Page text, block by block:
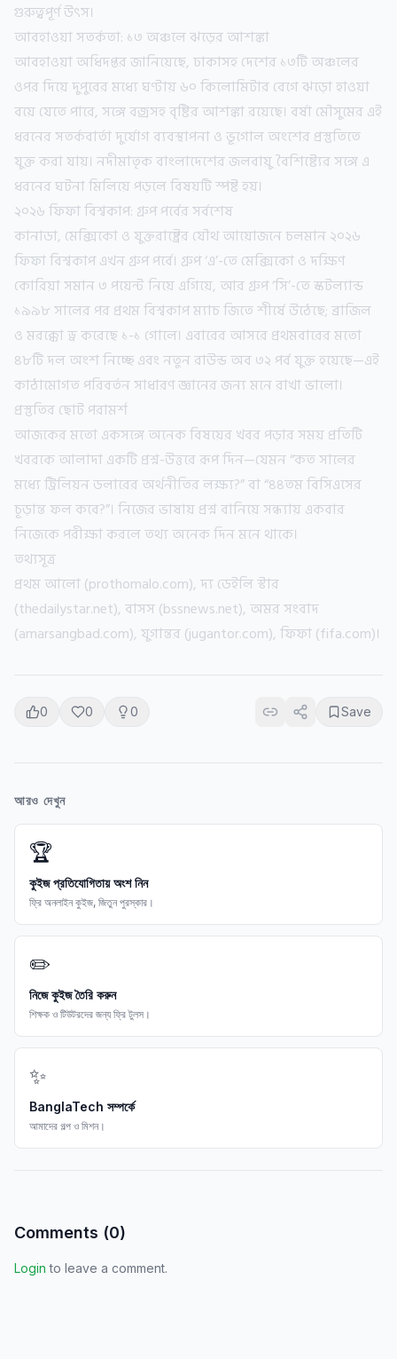
গুরুত্বপূর্ণ উৎস।
আবহাওয়া সতর্কতা: ১৩ অঞ্চলে ঝড়ের আশঙ্কা
আবহাওয়া অধিদপ্তর জানিয়েছে, ঢাকাসহ দেশের ১৩টি অঞ্চলের
ওপর দিয়ে দুপুরের মধ্যে ঘণ্টায় ৬০ কিলোমিটার বেগে ঝড়ো হাওয়া
বয়ে যেতে পারে, সঙ্গে বজ্রসহ বৃষ্টির আশঙ্কা রয়েছে। বর্ষা মৌসুমের এই
ধরনের সতর্কবার্তা দুর্যোগ ব্যবস্থাপনা ও ভূগোল অংশের প্রস্তুতিতে
যুক্ত করা যায়। নদীমাতৃক বাংলাদেশের জলবায়ু বৈশিষ্ট্যের সঙ্গে এ
ধরনের ঘটনা মিলিয়ে পড়লে বিষয়টি স্পষ্ট হয়।
২০২৬ ফিফা বিশ্বকাপ: গ্রুপ পর্বের সর্বশেষ
কানাডা, মেক্সিকো ও যুক্তরাষ্ট্রের যৌথ আয়োজনে চলমান ২০২৬
ফিফা বিশ্বকাপ এখন গ্রুপ পর্বে। গ্রুপ ‘এ’-তে মেক্সিকো ও দক্ষিণ
কোরিয়া সমান ৩ পয়েন্ট নিয়ে এগিয়ে, আর গ্রুপ ‘সি’-তে স্কটল্যান্ড
১৯৯৮ সালের পর প্রথম বিশ্বকাপ ম্যাচ জিতে শীর্ষে উঠেছে; ব্রাজিল
ও মরক্কো ড্র করেছে ১-১ গোলে। এবারের আসরে প্রথমবারের মতো
৪৮টি দল অংশ নিচ্ছে এবং নতুন রাউন্ড অব ৩২ পর্ব যুক্ত হয়েছে—এই
কাঠামোগত পরিবর্তন সাধারণ জ্ঞানের জন্য মনে রাখা ভালো।
প্রস্তুতির ছোট পরামর্শ
আজকের মতো একসঙ্গে অনেক বিষয়ের খবর পড়ার সময় প্রতিটি
খবরকে আলাদা একটি প্রশ্ন-উত্তরে রূপ দিন—যেমন “কত সালের
মধ্যে ট্রিলিয়ন ডলারের অর্থনীতির লক্ষ্য?” বা “৪৪তম বিসিএসের
চূড়ান্ত ফল কবে?”। নিজের ভাষায় প্রশ্ন বানিয়ে সন্ধ্যায় একবার
নিজেকে পরীক্ষা করলে তথ্য অনেক দিন মনে থাকে।
তথ্যসূত্র
প্রথম আলো (prothomalo.com), দ্য ডেইলি স্টার
(thedailystar.net), বাসস (bssnews.net), অমর সংবাদ
(amarsangbad.com), যুগান্তর (jugantor.com), ফিফা (fifa.com)।
0 0 0 Save
আরও দেখুন
🏆
কুইজ প্রতিযোগিতায় অংশ নিন
ফ্রি অনলাইন কুইজ, জিতুন পুরস্কার।
✏️
নিজে কুইজ তৈরি করুন
শিক্ষক ও টিউটরদের জন্য ফ্রি টুলস।
✨
BanglaTech সম্পর্কে
আমাদের গল্প ও মিশন।
Comments (0)
Login to leave a comment.